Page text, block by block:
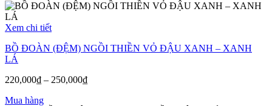
Xem chi tiết
BỒ ĐOÀN (ĐỆM) NGỒI THIỀN VỎ ĐẬU XANH – XANH
LÁ
220,000₫ – 250,000₫
Mua hàng